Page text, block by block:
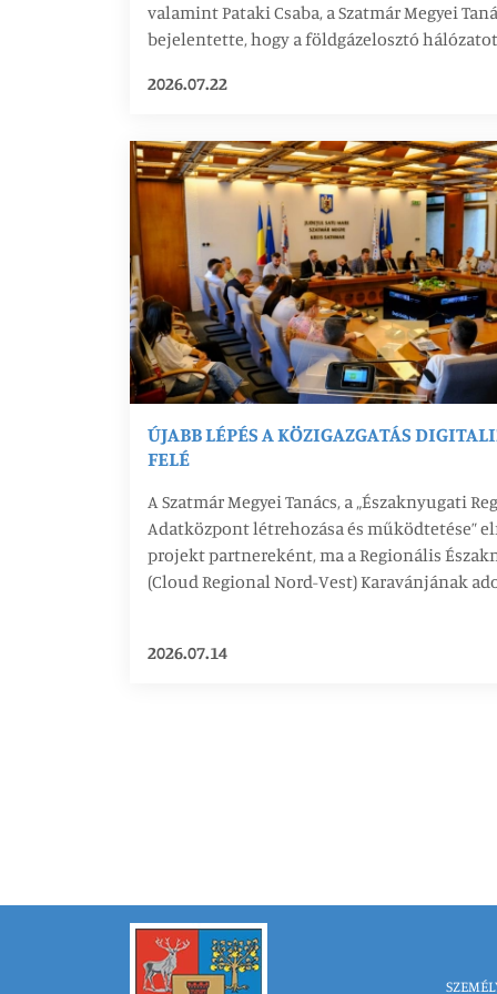
valamint Pataki Csaba, a Szatmár Megyei
bejelentette, hogy a földgázelosztó hálózatot
2026.07.22
ÚJABB LÉPÉS A KÖZIGAZGATÁS
FELÉ
A Szatmár Megyei Tanács, a „Északnyugati
Adatközpont létrehozása és működtetése”
projekt partnereként, ma a Regionális
(Cloud Regional Nord-Vest) Karavánjának
2026.07.14